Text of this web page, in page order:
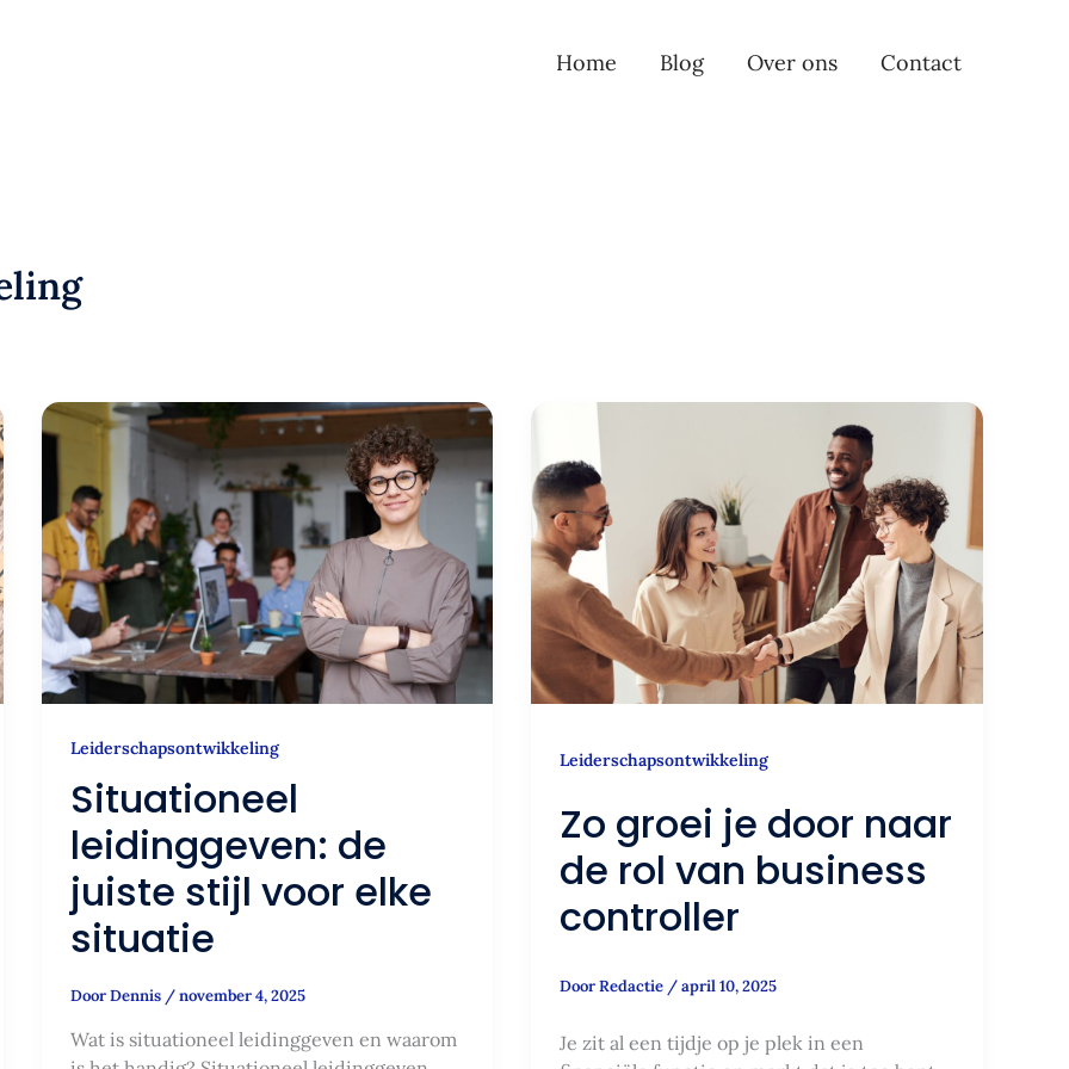
Home Blog Over ons Contact
Leiderschapsontwikkeling
Situationeel
leidinggeven: de
juiste stijl voor elke
situatie
DoorDennis /november 4, 2025
Wat is situationeel leidinggeven en waarom
Situationeel
leidinggeven:
de
juiste
stijl
voor
elke
situatie
Leiderschapsontwikkeling
Zo groei je door naar
de rol van business
controller
DoorRedactie /april 10, 2025
Je zit al een tijdje op je plek in een
Zo
groei
je
door
naar
de
rol
van
business
controller